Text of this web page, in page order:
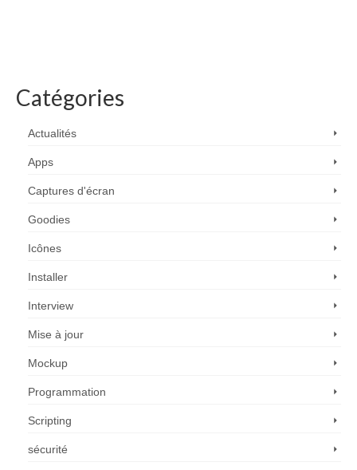
Catégories
Actualités
Apps
Captures d'écran
Goodies
Icônes
Installer
Interview
Mise à jour
Mockup
Programmation
Scripting
sécurité